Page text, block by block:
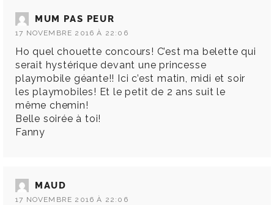
MUM PAS PEUR
17 NOVEMBRE 2016 À 22:06
Ho quel chouette concours! C’est ma belette qui
serait hystérique devant une princesse
playmobile géante!! Ici c’est matin, midi et soir
les playmobiles! Et le petit de 2 ans suit le
même chemin!
Belle soirée à toi!
Fanny
MAUD
17 NOVEMBRE 2016 À 22:06